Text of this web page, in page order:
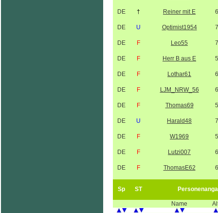
DE † Reiner mit E
DE U Optimist1954
DE F Leo55
DE F Herr B aus E
DE F Lothar61
DE F LJM_NRW_56
DE F Thomas69
DE U Harald48
DE F W1969
DE F Lutzi007
DE F ThomasE62
Sp ST
Name